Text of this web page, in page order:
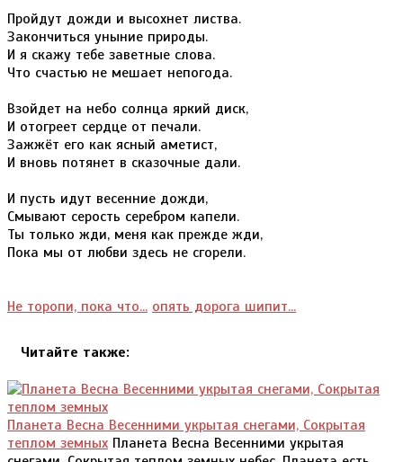
Пройдут дожди и высохнет листва.
Закончиться уныние природы.
И я скажу тебе заветные слова.
Что счастью не мешает непогода.
Взойдет на небо солнца яркий диск,
И отогреет сердце от печали.
Зажжёт его как ясный аметист,
И вновь потянет в сказочные дали.
И пусть идут весенние дожди,
Смывают серость серебром капели.
Ты только жди, меня как прежде жди,
Пока мы от любви здесь не сгорели.
Не торопи, пока что... опять дорога шипит...
Читайте также:
Планета Весна Весенними укрытая снегами, Сокрытая
теплом земных Планета Весна Весенними укрытая